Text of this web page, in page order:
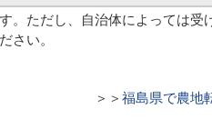
。ただし、自治体によっては受
さい。
＞＞ 福島県で農地